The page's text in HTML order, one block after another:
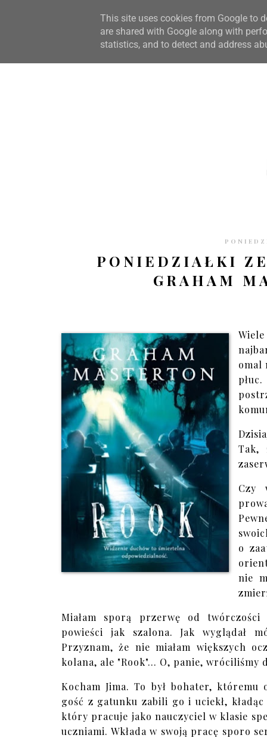
STRONA GŁÓWNA WSPÓŁPRACA RECENZJE O
PONIEDZIAŁKI
GRAHAM
omal
Tak,
Czy
o
nie
Miałam sporą przerwę od twórczości
powieści jak szalona. Jak wyglądał
Przyznam, że nie miałam większych
kolana, ale "Rook"... O, panie,
Kocham Jima. To był bohater, któremu
gość z gatunku zabili go i uciekł,
który pracuje jako nauczyciel w klasie
uczniami. Wkłada w swoją pracę sporo
This site uses cookies from Google to
are shared with Google along with
statistics, and to detect and address